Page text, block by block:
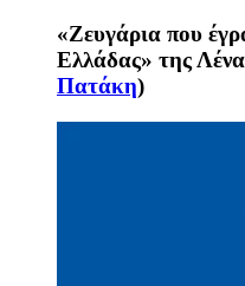
«Ζευγάρια που
Ελλάδας» της
Πατάκη)